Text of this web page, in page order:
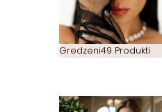
Gredzeni49 Produkti